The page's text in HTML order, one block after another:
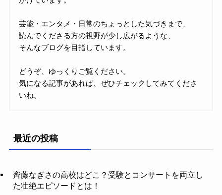
芸能・エンタメ・日常のちょっとした気づきまで、
読んでくださる方の視野が少し広がるような、
そんなブログを目指しています。
どうぞ、ゆっくりご覧ください。
気になる記事があれば、ぜひチェックしてみてくださ
いね。
最近の投稿
齊藤なぎさの高校はどこ？受験とコンサートを両立し
た壮絶エピソードとは！